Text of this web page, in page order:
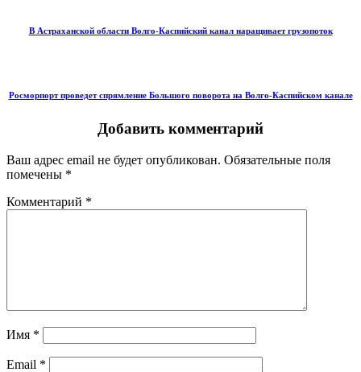
В Астраханской области Волго-Каспийский канал наращивает грузопоток
Росморпорт проведет спрямление Большого поворота на Волго-Каспийском канале
Добавить комментарий
Ваш адрес email не будет опубликован. Обязательные поля
помечены *
Комментарий *
Имя *
Email *